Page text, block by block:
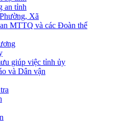
an tỉnh
Xã
MTTQ và các Đoàn thể
giúp việc tỉnh ủy
và Dân vận